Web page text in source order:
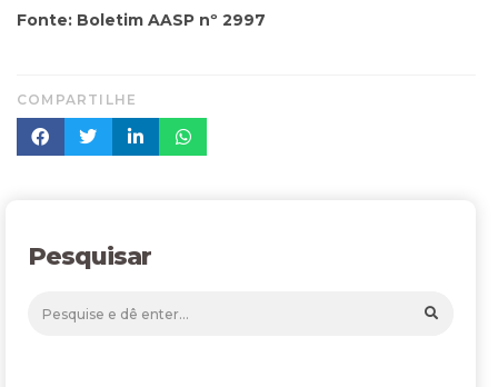
Fonte: Boletim AASP nº 2997
COMPARTILHE
Pesquisar